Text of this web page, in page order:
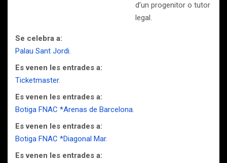
d’un progenitor o tutor
legal.
Se celebra a:
Palau Sant Jordi.
Es venen les entrades a:
Ticketmaster.
Es venen les entrades a:
Botiga FNAC *Arenas de Barcelona.
Es venen les entrades a:
Botiga FNAC *Diagonal Mar.
Es venen les entrades a: